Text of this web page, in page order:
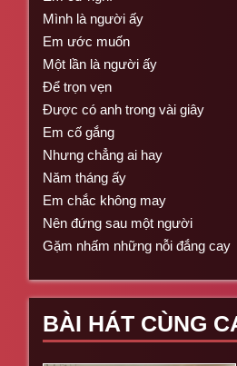
Mình là người ấy
Em ước muốn
Một lần là người ấy
Để trọn vẹn
Được có anh trong vài giây
Em cố gắng
Nhưng chẳng ai hay
Năm tháng ấy
Em chắc không may
Nên đứng sau một người
Gặm nhấm những nỗi đắng cay
BÀI HÁT CÙNG